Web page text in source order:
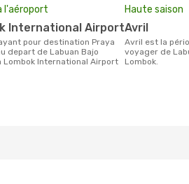
l'aéroport
International Airport
depart de Labuan Bajo
Lombok International Airport
Haute saison
avril
avril est la période la plus chargée pour
voyager de
Lombok.